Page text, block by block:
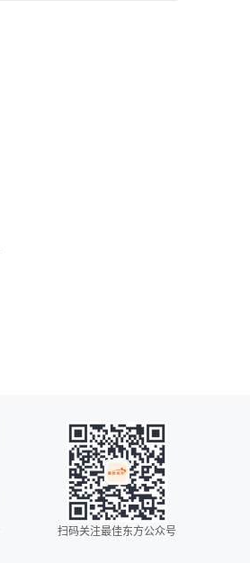
扫码关注最佳东方公众号